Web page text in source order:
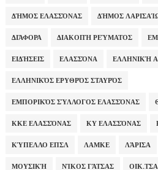
ΔΉΜΟΣ ΕΛΑΣΣΌΝΑΣ ΔΉΜΟΣ
ΔΙΆΦΟΡΑ ΔΙΑΚΟΠΉ ΡΕΎΜΑΤΟΣ
ΕΙΔΉΣΕΙΣ ΕΛΑΣΣΌΝΑ ΕΛΛΗΝΙΚΉ
ΕΛΛΗΝΙΚΌΣ ΕΡΥΘΡΌΣ ΣΤΑΥΡΌΣ
ΕΜΠΟΡΙΚΌΣ ΣΎΛΛΟΓΟΣ ΕΛΑΣΣΌΝΑΣ
ΚΚΕ ΕΛΑΣΣΌΝΑΣ ΚΥ ΕΛΑΣΣΌΝΑΣ
ΚΎΠΕΛΛΟ ΕΠΣΛ ΛΑΜΚΕ ΛΆΡΙΣΑ
ΜΟΥΣΙΚΉ ΝΊΚΟΣ ΓΆΤΣΑΣ